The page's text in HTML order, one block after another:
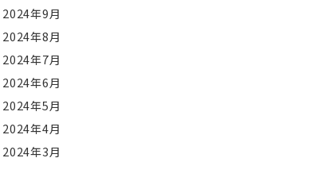
2024年9月
2024年8月
2024年7月
2024年6月
2024年5月
2024年4月
2024年3月